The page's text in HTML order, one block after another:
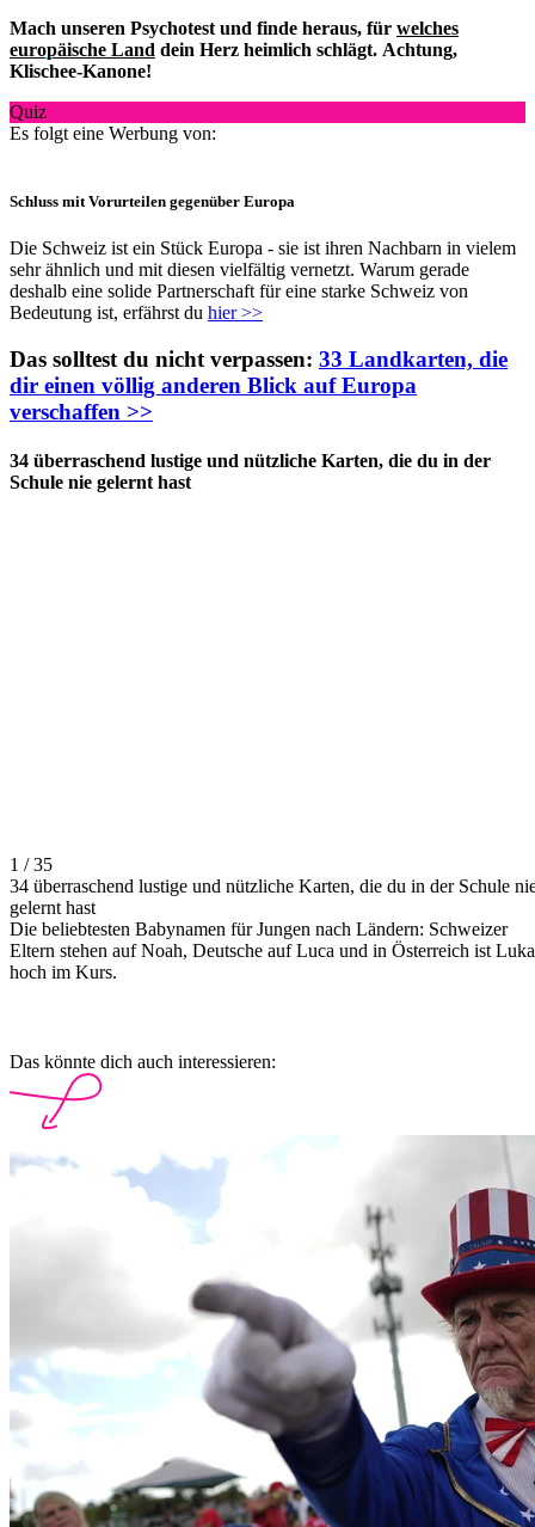
Mach unseren Psychotest und finde heraus, für welches
europäische Land dein Herz heimlich schlägt. Achtung,
Klischee-Kanone!
Quiz
Es folgt eine Werbung von:
Schluss mit Vorurteilen gegenüber Europa
Die Schweiz ist ein Stück Europa - sie ist ihren Nachbarn in vielem
sehr ähnlich und mit diesen vielfältig vernetzt. Warum gerade
deshalb eine solide Partnerschaft für eine starke Schweiz von
Bedeutung ist, erfährst du hier >>
Das solltest du nicht verpassen: 33 Landkarten, die
dir einen völlig anderen Blick auf Europa
verschaffen >>
34 überraschend lustige und nützliche Karten, die du in der
Schule nie gelernt hast
1 / 35
34 überraschend lustige und nützliche Karten, die du in der Schule
gelernt hast
Die beliebtesten Babynamen für Jungen nach Ländern: Schweizer
Eltern stehen auf Noah, Deutsche auf Luca und in Österreich ist
hoch im Kurs.
Das könnte dich auch interessieren: